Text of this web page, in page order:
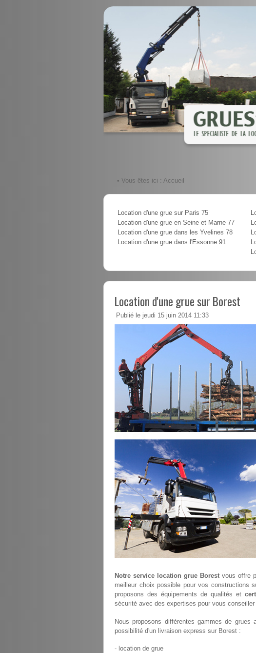
• Vous êtes ici : Accueil
Location d'une grue sur Paris 75
Location d'une grue en Seine et Marne 77
Location d'une grue dans les Yvelines 78
Location d'une grue dans l'Essonne 91
Location d'une grue sur Borest
Publié le jeudi 15 juin 2014 11:33
Notre service location grue Borestvous offre
meilleur choix possible pour vos constructions
proposons des équipements de qualités et
sécurité avec des expertises pour vous
Nous proposons différentes gammes de
possibilité d'un livraison express sur Borest :
- location de grue